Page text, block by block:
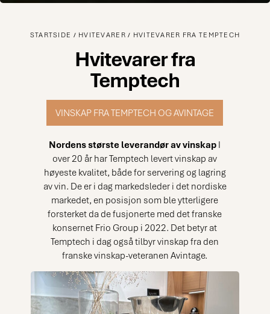
STARTSIDE HVITEVARER HVITEVARER FRA TEMPTECH
Hvitevarer fra
Temptech
VINSKAP FRA TEMPTECH OG AVINTAGE
Nordens største leverandør av vinskap I
over 20 år har Temptech levert vinskap av
høyeste kvalitet, både for servering og lagring
av vin. De er i dag markedsleder i det nordiske
markedet, en posisjon som ble ytterligere
forsterket da de fusjonerte med det franske
konsernet Frio Group i 2022. Det betyr at
Temptech i dag også tilbyr vinskap fra den
franske vinskap-veteranen Avintage.